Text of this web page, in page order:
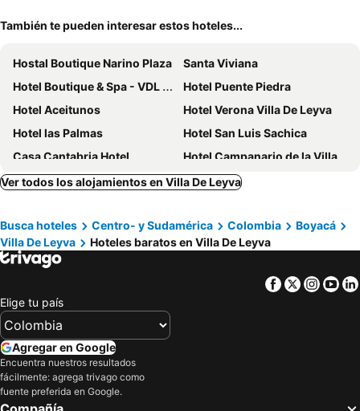
También te pueden interesar estos hoteles...
Hostal Boutique Narino Plaza
Santa Viviana
Hotel Boutique & Spa - VDL Colonial
Hotel Puente Piedra
Hotel Aceitunos
Hotel Verona Villa De Leyva
Hotel las Palmas
Hotel San Luis Sachica
Casa Cantabria Hotel
Hotel Campanario de la Villa
Santa Maria de Leyva Hotel Boutique
Hotel Campestre Cordillera de los Andes
Hospederia Duruelo
Casona San Nicolás
Fontana Plaza Hotel
Hotel Colonial El Bosque A
Hotel Beth Sarim
Hotel El Giro
Hotel Mesón de los Virreyes
Hotel La Corada
Hotel Boutique Cenit
Hotel Villa Palmas
Oasis san José de la villa
Ver todos los alojamientos en Villa De Leyva
Busca hoteles Centro- y Sudamérica Colombia
Boyacá
Villa De Leyva
Hoteles baratos en Villa De Leyva
Facebook
Twitter
Elige tu país
Agregar en Google
Encuentra nuestros resultados
fácilmente: agrega trivago como
fuente preferida en Google.